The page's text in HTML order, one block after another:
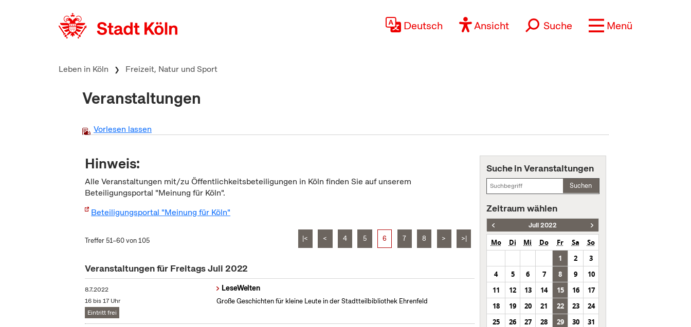
Deutsch Ansicht Suche Menü
Leben in Köln Freizeit, Natur und Sport
Veranstaltungen
Vorlesen lassen
Hinweis:
Alle Veranstaltungen mit/zu Öffentlichkeitsbeteiligungen in Köln finden Sie auf unserem
Beteiligungsportal "Meinung für Köln".
Beteiligungsportal "Meinung für Köln"
Treffer 51–60 von 105 |< < 4 5 6 7 8 > >|
Veranstaltungen für Freitags Juli 2022
8.7.2022
16 bis 17 Uhr
Eintritt frei
LeseWelten
Große Geschichten für kleine Leute in der Stadtteilbibliothek Ehrenfeld
Suche in Veranstaltungen
Suchen
Zeitraum wählen
Juli 2022
Mo Di Mi Do Fr Sa
So
1
2
3
4
5 6 7 8 9
10
11
12 13 14 15 16
17
18
19 20 21 22 23
24
25
26 27 28 29 30 31